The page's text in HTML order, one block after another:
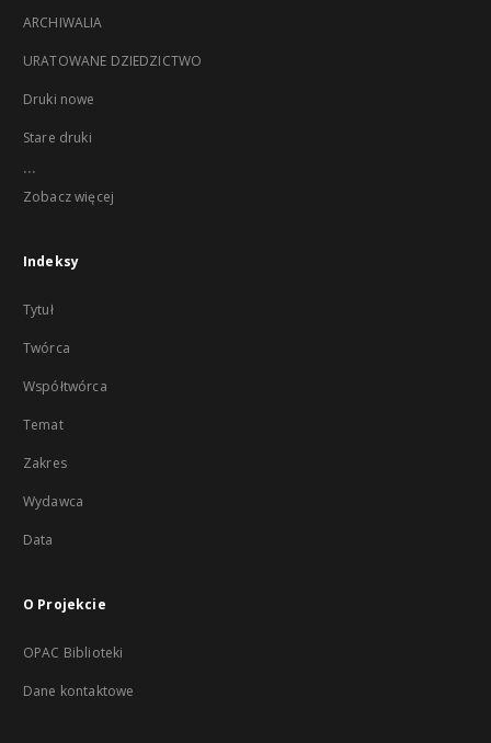
ARCHIWALIA
URATOWANE DZIEDZICTWO
Druki nowe
Stare druki
...
Zobacz więcej
Indeksy
Tytuł
Twórca
Współtwórca
Temat
Zakres
Wydawca
Data
O Projekcie
OPAC Biblioteki
Dane kontaktowe